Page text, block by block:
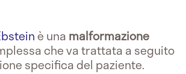
è una malformazione
che va trattata a seguito
specifica del paziente.